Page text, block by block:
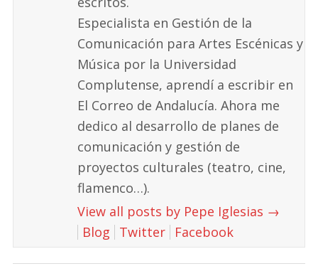
Especialista en Gestión de la
Comunicación para Artes Escénicas y
Música por la Universidad
Complutense, aprendí a escribir en
El Correo de Andalucía. Ahora me
dedico al desarrollo de planes de
comunicación y gestión de
proyectos culturales (teatro, cine,
flamenco…).
View all posts by Pepe Iglesias →
Blog
Twitter Facebook